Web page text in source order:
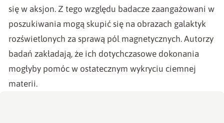
się w aksjon. Z tego względu badacze zaangażowani w
poszukiwania mogą skupić się na obrazach galaktyk
rozświetlonych za sprawą pól magnetycznych. Autorzy
badań zakładają, że ich dotychczasowe dokonania
mogłyby pomóc w ostatecznym wykryciu ciemnej
materii.